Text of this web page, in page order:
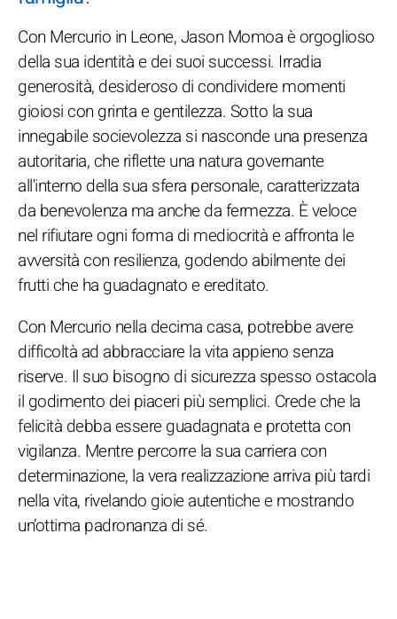
Con Mercurio in Leone, Jason Momoa è orgoglioso
della sua identità e dei suoi successi. Irradia
generosità, desideroso di condividere momenti
gioiosi con grinta e gentilezza. Sotto la sua
innegabile socievolezza si nasconde una presenza
autoritaria, che riflette una natura governante
all'interno della sua sfera personale, caratterizzata
da benevolenza ma anche da fermezza. È veloce
nel rifiutare ogni forma di mediocrità e affronta le
avversità con resilienza, godendo abilmente dei
frutti che ha guadagnato e ereditato.
Con Mercurio nella decima casa, potrebbe avere
difficoltà ad abbracciare la vita appieno senza
riserve. Il suo bisogno di sicurezza spesso ostacola
il godimento dei piaceri più semplici. Crede che la
felicità debba essere guadagnata e protetta con
vigilanza. Mentre percorre la sua carriera con
determinazione, la vera realizzazione arriva più tardi
nella vita, rivelando gioie autentiche e mostrando
un’ottima padronanza di sé.